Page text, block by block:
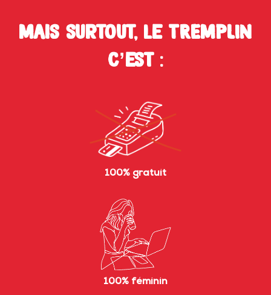
Mais surtout, le TREMPLIN
c’est :
100% gratuit
100% féminin